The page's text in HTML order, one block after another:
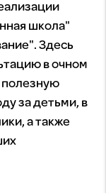
школа"
Здесь
в очном
полезную
за детьми, в
а также